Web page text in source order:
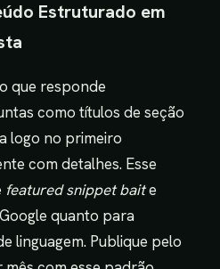
Estruturado em
que responde
como títulos de seção
logo no primeiro
com detalhes. Esse
featured snippet baite
quanto para
linguagem. Publique pelo